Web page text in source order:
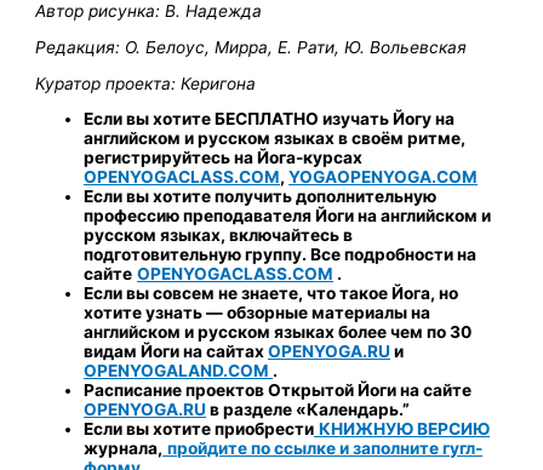
Автор рисунка: В. Надежда
Редакция: О. Белоус, Мирра, Е. Рати, Ю. Вольевская
Куратор проекта: Керигона
Если вы хотите БЕСПЛАТНО изучать Йогу на
английском и русском языках в своём ритме,
регистрируйтесь на Йога-курсах
OPENYOGACLASS.COM,YOGAOPENYOGA.COM
Если вы хотите получить дополнительную
профессию преподавателя Йоги на английском и
русском языках, включайтесь в
подготовительную группу. Все подробности на
сайте OPENYOGACLASS.COM .
Если вы совсем не знаете, что такое Йога, но
хотите узнать—обзорные материалы на
английском и русском языках более чем по 30
видам Йоги на сайтахOPENYOGA.RU и
OPENYOGALAND.COM .
Расписание проектов Открытой Йоги на сайте
OPENYOGA.RU в разделе «Календарь.”
Если вы хотите приобрести КНИЖНУЮ ВЕРСИЮ
журнала, пройдите по ссылке и заполните гугл-